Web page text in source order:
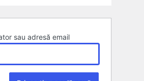
sau adresă email